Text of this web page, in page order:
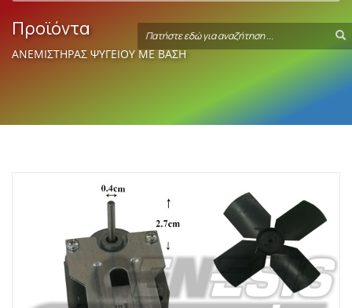
Search
term
Προϊόντα
ΑΝΕΜΙΣΤΗΡΑΣ ΨΥΓΕΙΟΥ ΜΕ ΒΑΣΗ